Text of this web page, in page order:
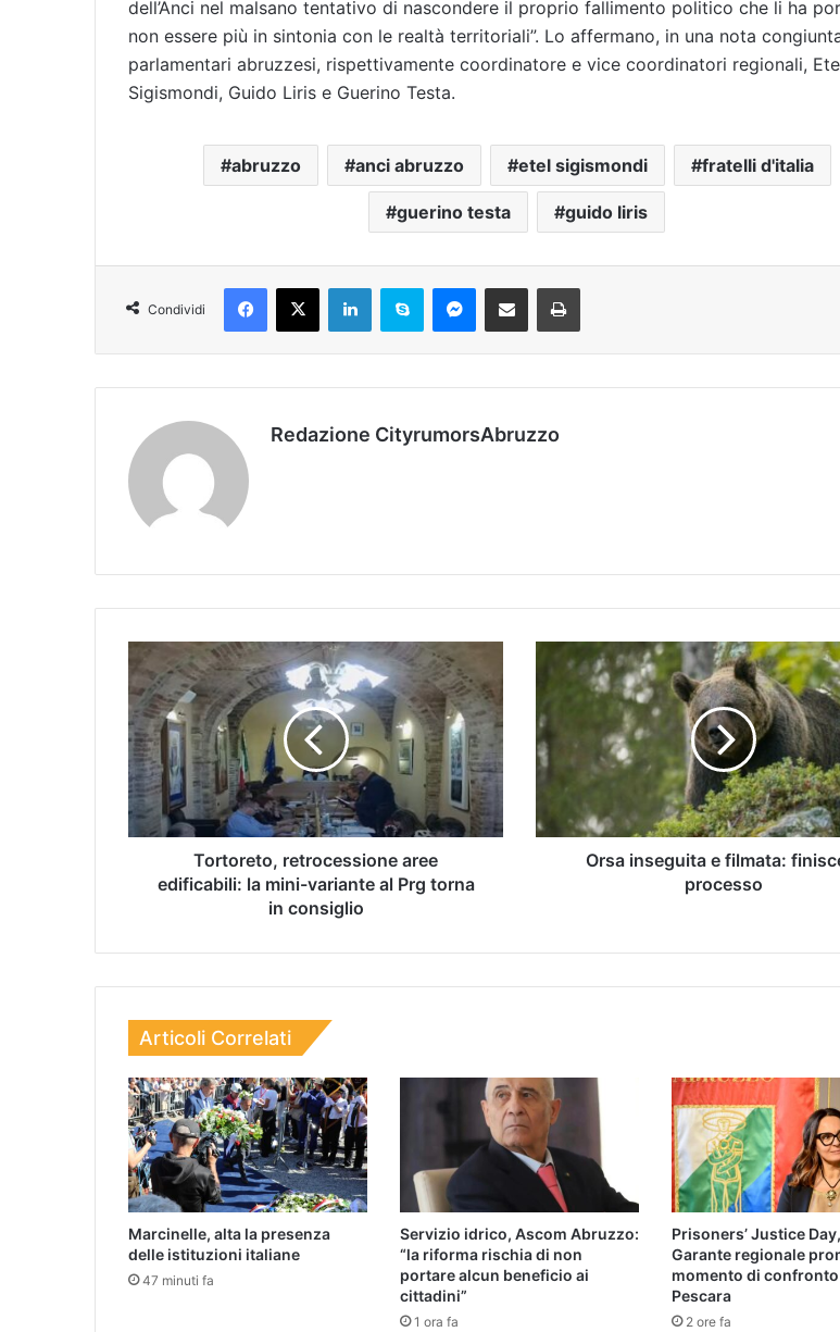
dell’Anci nel malsano tentativo di nascondere il proprio fallimento politico che li ha
non essere più in sintonia con le realtà territoriali”. Lo affermano, in una nota
parlamentari abruzzesi, rispettivamente coordinatore e vice coordinatori regionali,
Sigismondi, Guido Liris e Guerino Testa.
abruzzo anci abruzzo etel sigismondi fratelli d'italia
guerino testa guido liris
Condividi
Redazione CityrumorsAbruzzo
Tortoreto, retrocessione aree
edificabili: la mini-variante al Prg torna
in consiglio
Orsa inseguita e filmata:
processo
Articoli Correlati
Marcinelle, alta la presenza
delle istituzioni italiane
47 minuti fa
Servizio idrico, Ascom Abruzzo:
“la riforma rischia di non
portare alcun beneficio ai
cittadini”
1 ora fa
Prisoners’ Justice
Garante regionale
momento di confronto
Pescara
2 ore fa